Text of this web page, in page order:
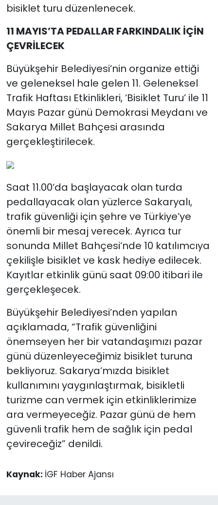
bisiklet turu düzenlenecek.
11 MAYIS’TA PEDALLAR FARKINDALIK İÇİN
ÇEVRİLECEK
Büyükşehir Belediyesi’nin organize ettiği
ve geleneksel hale gelen 11. Geleneksel
Trafik Haftası Etkinlikleri, ‘Bisiklet Turu’ ile 11
Mayıs Pazar günü Demokrasi Meydanı ve
Sakarya Millet Bahçesi arasında
gerçekleştirilecek.
Saat 11.00’da başlayacak olan turda
pedallayacak olan yüzlerce Sakaryalı,
trafik güvenliği için şehre ve Türkiye’ye
önemli bir mesaj verecek. Ayrıca tur
sonunda Millet Bahçesi’nde 10 katılımcıya
çekilişle bisiklet ve kask hediye edilecek.
Kayıtlar etkinlik günü saat 09:00 itibari ile
gerçekleşecek.
Büyükşehir Belediyesi’nden yapılan
açıklamada, “Trafik güvenliğini
önemseyen her bir vatandaşımızı pazar
günü düzenleyeceğimiz bisiklet turuna
bekliyoruz. Sakarya’mızda bisiklet
kullanımını yaygınlaştırmak, bisikletli
turizme can vermek için etkinliklerimize
ara vermeyeceğiz. Pazar günü de hem
güvenli trafik hem de sağlık için pedal
çevireceğiz” denildi.
Kaynak: İGF Haber Ajansı